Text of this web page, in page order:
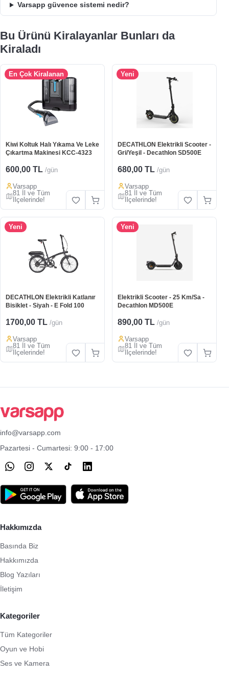
Varsapp güvence sistemi nedir?
Bu Ürünü Kiralayanlar Bunları da
Kiraladı
En Çok Kiralanan
Kiwi Koltuk Halı Yıkama Ve Leke
Çıkartma Makinesi KCC-4323
600,00 TL /gün
Varsapp
81 İl ve Tüm
İlçelerinde!
Yeni
DECATHLON Elektrikli Scooter -
Gri/Yeşil - Decathlon SD500E
680,00 TL /gün
Varsapp
81 İl ve Tüm
İlçelerinde!
Yeni
DECATHLON Elektrikli Katlanır
Bisiklet - Siyah - E Fold 100
1700,00 TL /gün
Varsapp
81 İl ve Tüm
İlçelerinde!
Yeni
Elektrikli Scooter - 25 Km/Sa -
Decathlon MD500E
890,00 TL /gün
Varsapp
81 İl ve Tüm
İlçelerinde!
info@varsapp.com
Pazartesi - Cumartesi: 9:00 - 17:00
Hakkımızda
Basında Biz
Hakkımızda
Blog Yazıları
İletişim
Kategoriler
Tüm Kategoriler
Oyun ve Hobi
Ses ve Kamera